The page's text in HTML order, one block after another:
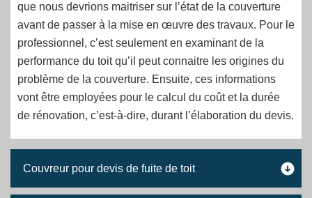
que nous devrions maitriser sur l’état de la couverture
avant de passer à la mise en œuvre des travaux. Pour le
professionnel, c’est seulement en examinant de la
performance du toit qu’il peut connaitre les origines du
problème de la couverture. Ensuite, ces informations
vont être employées pour le calcul du coût et la durée
de rénovation, c’est-à-dire, durant l’élaboration du devis.
Couvreur pour devis de fuite de toit